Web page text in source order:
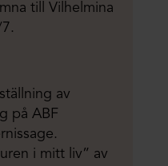
till Vilhelmina
av
på ABF
i mitt liv” av